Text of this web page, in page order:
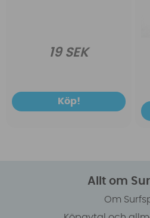
19 SEK
Köp!
Allt om
Om